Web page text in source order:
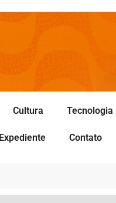
Cultura Tecnologia
Expediente Contato